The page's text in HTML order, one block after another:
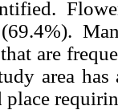
are
area